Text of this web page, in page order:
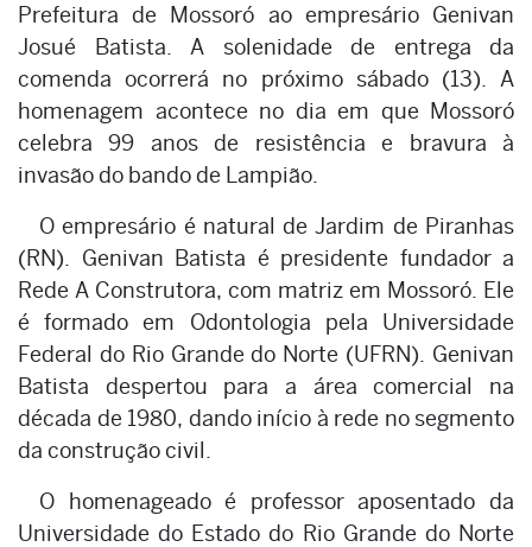
Prefeitura de Mossoró ao empresário Genivan
Josué Batista. A solenidade de entrega da
comenda ocorrerá no próximo sábado (13). A
homenagem acontece no dia em que Mossoró
celebra 99 anos de resistência e bravura à
invasão do bando de Lampião.
O empresário é natural de Jardim de Piranhas
(RN). Genivan Batista é presidente fundador a
Rede A Construtora, com matriz em Mossoró. Ele
é formado em Odontologia pela Universidade
Federal do Rio Grande do Norte (UFRN). Genivan
Batista despertou para a área comercial na
década de 1980, dando início à rede no segmento
da construção civil.
O homenageado é professor aposentado da
Universidade do Estado do Rio Grande do Norte